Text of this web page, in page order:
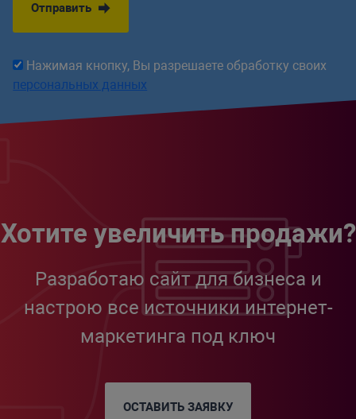
Отправить
Нажимая кнопку, Вы разрешаете обработку своих
персональных данных
Хотите увеличить продажи?
Разработаю сайт для бизнеса и
настрою все источники интернет-
маркетинга под ключ
ОСТАВИТЬ ЗАЯВКУ